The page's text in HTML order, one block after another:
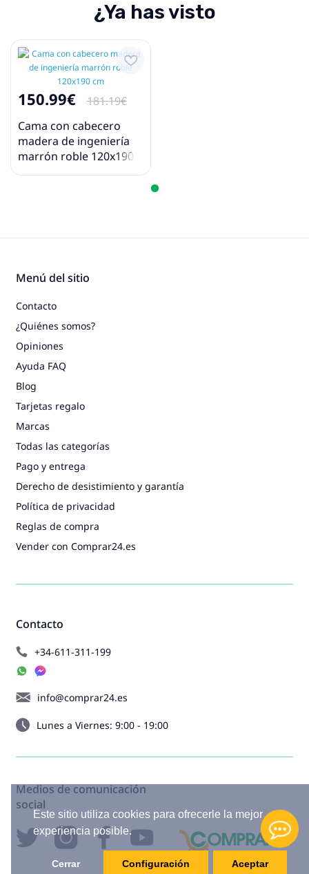
Este sitio utiliza cookies para ofrecerle la mejor
experiencia posible.
Cerrar Configuración Aceptar
¿Ya has visto
150.99€
181.19€
Cama con cabecero
madera de ingeniería
marrón roble 120x190
cm
Contacto
+34-611-311-199
info@comprar24.es
Lunes a Viernes: 9:00 - 19:00
Menú del sitio
Contacto
¿Quiénes somos?
Opiniones
Ayuda FAQ
Blog
Tarjetas regalo
Marcas
Todas las categorías
Pago y entrega
Derecho de desistimiento y garantía
Política de privacidad
Reglas de compra
Vender con Comprar24.es
Medios de comunicación
social